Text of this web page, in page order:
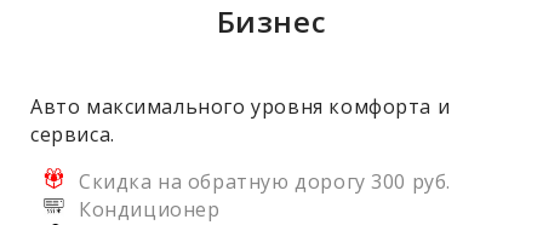
Бизнес
Авто максимального уровня комфорта и
сервиса.
Скидка на обратную дорогу 300 руб.
Кондиционер